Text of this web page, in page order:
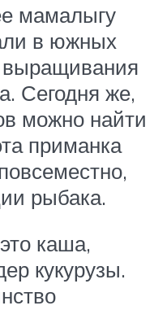
мамалыгу
в южных
выращивания
Сегодня же,
можно найти
приманка
рыбака.
каша,
кукурузы.